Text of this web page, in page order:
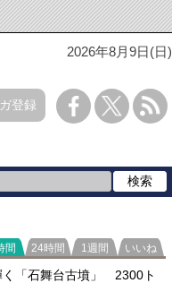
2026年8月9日(日)
登録
ランキング
間 24時間 1週間 いいね
く「石舞台古墳」 2300ト